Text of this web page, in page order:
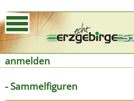
anmelden
- Sammelfiguren